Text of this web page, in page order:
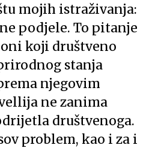
mojih istraživanja:
podjele. To pitanje
koji društveno
stanja
njegovim
ne zanima
društvenoga.
problem, kao i za i